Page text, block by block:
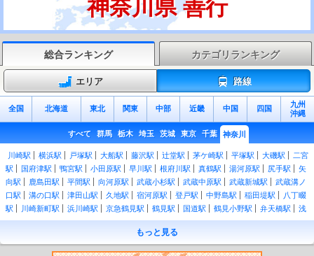
神奈川県 善行
総合ランキング カテゴリランキング
エリア 路線
全国 北海道 東北 関東 中部 近畿 中国 四国
九州
沖縄
すべて 群馬 栃木 埼玉 茨城 東京 千葉 神奈川
川崎駅 横浜駅 戸塚駅 大船駅 藤沢駅 辻堂駅 茅ケ崎駅 平塚駅 大磯駅
二宮
駅
国府津駅 鴨宮駅 小田原駅 早川駅 根府川駅 真鶴駅 湯河原駅 尻手駅
矢
向駅
鹿島田駅 平間駅 向河原駅 武蔵小杉駅 武蔵中原駅 武蔵新城駅
武蔵溝ノ
口駅
溝の口駅 津田山駅 久地駅 宿河原駅 登戸駅 中野島駅 稲田堤駅
八丁畷
駅
川崎新町駅 浜川崎駅 京急鶴見駅 鶴見駅 国道駅 鶴見小野駅 弁天橋駅
浅
野駅
新芝浦駅 海芝浦駅 安善駅 大川駅 武蔵白石駅 昭和駅 扇町駅
仲木戸
新横浜駅 小机駅
長津田駅
古淵駅 淵野辺駅 矢部駅 相模原駅 橋本駅 桜木町駅 関内駅
石川町
もっと見る